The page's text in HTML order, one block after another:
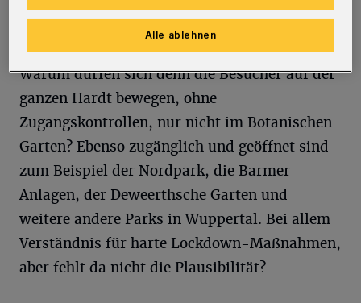
Liebe Stadtverwaltung, ist das plausibel?
Warum dürfen sich denn die Besucher auf der
ganzen Hardt bewegen, ohne
Zugangskontrollen, nur nicht im Botanischen
Garten? Ebenso zugänglich und geöffnet sind
zum Beispiel der Nordpark, die Barmer
Anlagen, der Deweerthsche Garten und
weitere andere Parks in Wuppertal. Bei allem
Verständnis für harte Lockdown-Maßnahmen,
aber fehlt da nicht die Plausibilität?
Alle ablehnen